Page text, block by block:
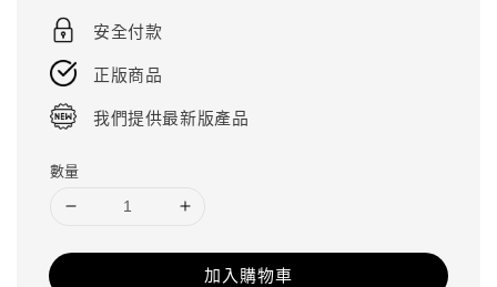
安全付款
正版商品
我們提供最新版產品
數量
加入購物車